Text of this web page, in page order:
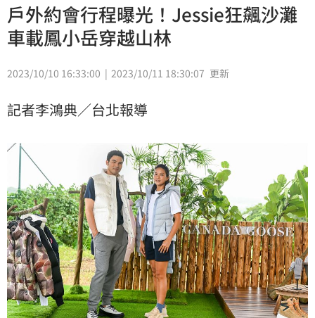
戶外約會行程曝光！Jessie狂飆沙灘
車載鳳小岳穿越山林
2023/10/10 16:33:00 2023/10/11 18:30:07 更新
記者李鴻典／台北報導